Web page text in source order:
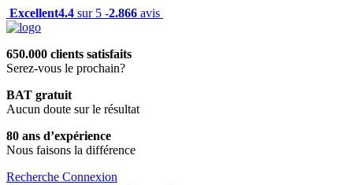
Excellent4.4 sur 5 -2.866 avis
650.000 clients satisfaits
Serez-vous le prochain?
BAT gratuit
Aucun doute sur le résultat
80 ans d’expérience
Nous faisons la différence
Recherche Connexion